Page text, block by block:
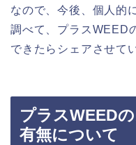
なので、今後、個人的
調べて、プラスWEED
できたらシェアさせて
プラスWEED
有無について